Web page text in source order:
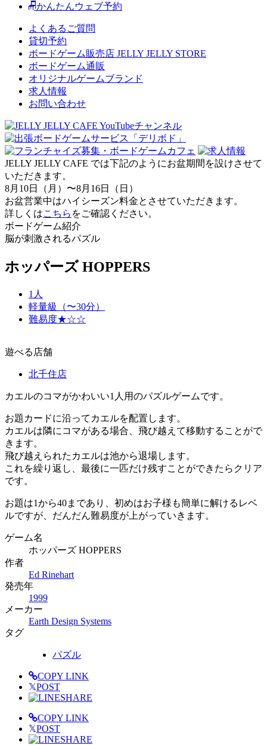
かんたんウェブ予約
よくあるご質問
貸切予約
ボードゲーム販売店 JELLY JELLY STORE
ボードゲーム通販
オリジナルゲームブランド
求人情報
お問い合わせ
JELLY JELLY CAFE では下記のようにお盆期間を設けさせて
いただきます。
8月10日（月）〜8月16日（日）
お盆営業中はハイシーズン料金とさせていただきます。
詳しくはこちら をご確認ください。
ボードゲーム紹介
脳が刺激されるパズル
ホッパーズ HOPPERS
1人
軽量級（〜30分）
難易度★☆☆
遊べる店舗
北千住店
カエルのコマがかわいい1人用のパズルゲームです。
お題カードに沿ってカエルを配置します。
カエルは隣にコマがある場合、飛び越えて移動することがで
きます。
飛び越えられたカエルは池から退場します。
これを繰り返し、最後に一匹だけ残すことができたらクリア
です。
お題は1から40まであり、初めはお子様も簡単に解けるレベ
ルですが、だんだん難易度が上がっていきます。
ゲーム名
ホッパーズ HOPPERS
作者
Ed Rinehart
発売年
1999
メーカー
Earth Design Systems
タグ
パズル
COPY LINK
𝕏POST
SHARE
COPY LINK
𝕏POST
SHARE